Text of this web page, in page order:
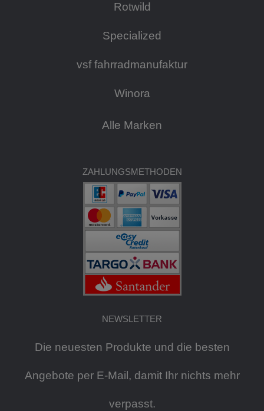
Rotwild
Specialized
vsf fahrradmanufaktur
Winora
Alle Marken
ZAHLUNGSMETHODEN
NEWSLETTER
Die neuesten Produkte und die besten
Angebote per E-Mail, damit Ihr nichts mehr
verpasst.